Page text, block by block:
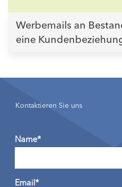
Werbemails an
eine
Kontaktieren Sie uns
Name*
Email*